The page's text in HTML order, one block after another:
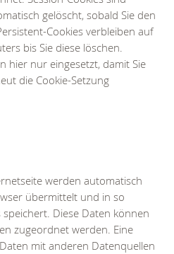
gelöscht, sobald Sie den
Cookies verbleiben auf
bis Sie diese löschen.
hier nur eingesetzt, damit Sie
die Cookie-Setzung
werden automatisch
übermittelt und in so
Diese Daten können
zugeordnet werden. Eine
mit anderen Datenquellen